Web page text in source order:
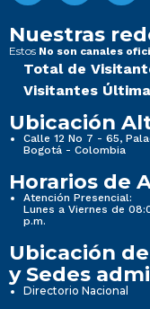
Nuestras
Estos No son canales
Total de
Visitantes
Ubicación
Calle 12 No 7 - 65,
Bogotá - Colombia
Horarios de
Atención Presencial:
Lunes a Viernes de
p.m.
Ubicación
y Sedes
Directorio Nacional